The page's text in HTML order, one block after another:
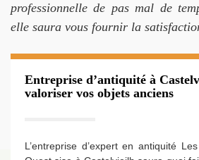
professionnelle de pas mal de
elle saura vous fournir la
Entreprise d’antiquité à
valoriser vos objets anciens
L’entreprise d’expert en antiquité